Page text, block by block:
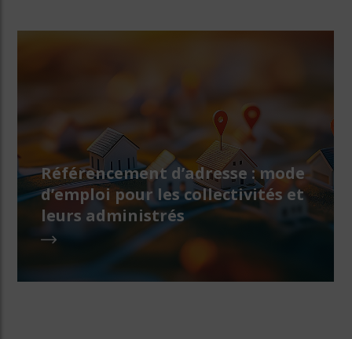
Référencement d’adresse : mode
d’emploi pour les collectivités et
leurs administrés